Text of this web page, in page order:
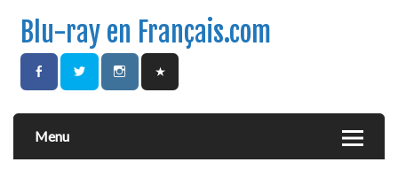
Blu-ray en Français.com
Menu